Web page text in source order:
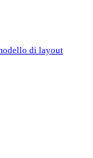
di layout